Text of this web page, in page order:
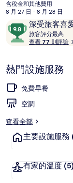
的
價
是
NT$1,572
含稅金和其他費用
8 月 27 日 - 8 月 28 日
評
論
深受旅客喜
9.8
分，
滿
10，
深
受
旅
客
喜
愛
旅客評分最高
客
查看 77 則評論
熱門設施服務
免費早餐
空調
查看全部
主要設施服務
有家的溫度 (5)